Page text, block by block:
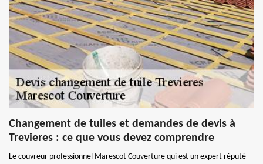
Changement de tuiles et demandes de devis à
Trevieres : ce que vous devez comprendre
Le couvreur professionnel Marescot Couverture qui est un expert réputé